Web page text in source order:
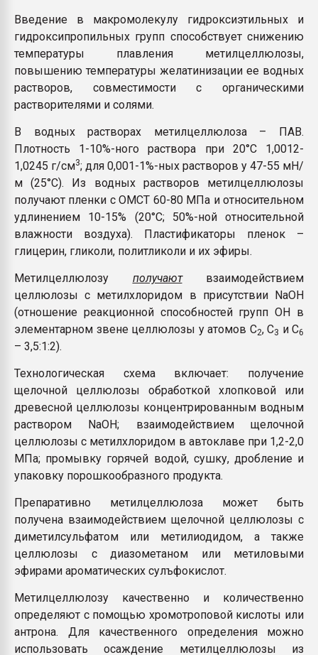
Введение в макромолекулу гидроксиэтильных и
гидроксипропильных групп способствует снижению
температуры плавления метилцеллюлозы,
повышению температуры желатинизации ее водных
растворов, совместимости с органическими
растворителями и солями.
В водных растворах метилцеллюлоза – ПАВ.
Плотность 1-10%-ного раствора при 20°С 1,0012-
1,0245 г/см3; для 0,001-1%-ных растворов у 47-55 мН/
м (25°С). Из водных растворов метилцеллюлозы
получают пленки с OMCT 60-80 МПа и относительном
удлинением 10-15% (20°С; 50%-ной относительной
влажности воздуха). Пластификаторы пленок –
глицерин, гликоли, политликоли и их эфиры.
Метилцеллюлозу получаютвзаимодействием
целлюлозы с метилхлоридом в присутствии NaOH
(отношение реакционной способностей групп ОН в
элементарном звене целлюлозы у атомов С2, С3 и С6
– 3,5:1:2).
Технологическая схема включает: получение
щелочной целлюлозы обработкой хлопковой или
древесной целлюлозы концентрированным водным
раствором NaOH; взаимодействием щелочной
целлюлозы с метилхлоридом в автоклаве при 1,2-2,0
МПа; промывку горячей водой, сушку, дробление и
упаковку порошкообразного продукта.
Препаративно метилцеллюлоза может быть
получена взаимодействием щелочной целлюлозы с
диметилсульфатом или метилиодидoм, а также
целлюлозы с диазометаном или метиловыми
эфирами ароматических сулъфокислот.
Метилцеллюлозу качественно и количественно
определяют с помощью хромотроповой кислоты или
антрона. Для качественного определения можно
использовать осаждение метилцеллюлозы из